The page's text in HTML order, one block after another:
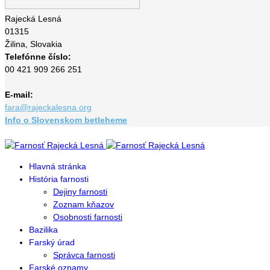
Rajecká Lesná
01315
Žilina, Slovakia
Telefónne číslo:
00 421 909 266 251
E-mail:
fara@rajeckalesna.org
Info o Slovenskom betleheme
Hlavná stránka
História farnosti
Dejiny farnosti
Zoznam kňazov
Osobnosti farnosti
Bazilika
Farský úrad
Správca farnosti
Farské oznamy